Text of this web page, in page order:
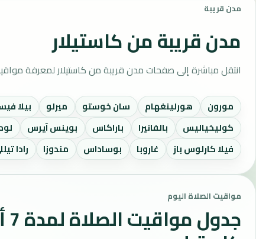
مدن قريبة
مدن قريبة من كاستيلار
انتقل مباشرة إلى صفحات مدن قريبة من كاستيلار لمعرفة
مورون هورلينغهام سان خوستو ميرلو بيلا
كوليخياليس
بالفانيرا باراكاس بوينس آيرس
فيلا كارلوس باز
غاروبا بوساداس مندوزا رادا
مواقيت الصلاة اليوم